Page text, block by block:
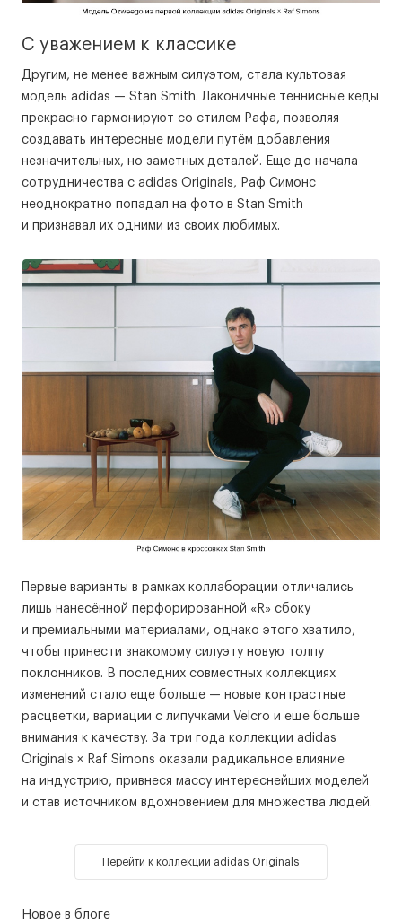
С уважением к классике
Другим, не менее важным силуэтом, стала культовая
модель adidas — Stan Smith. Лаконичные теннисные кеды
прекрасно гармонируют со стилем Рафа, позволяя
создавать интересные модели путём добавления
незначительных, но заметных деталей. Еще до начала
сотрудничества с adidas Originals, Раф Симонс
неоднократно попадал на фото в Stan Smith
и признавал их одними из своих любимых.
Первые варианты в рамках коллаборации отличались
лишь нанесённой перфорированной «R» сбоку
и премиальными материалами, однако этого хватило,
чтобы принести знакомому силуэту новую толпу
поклонников. В последних совместных коллекциях
изменений стало еще больше — новые контрастные
расцветки, вариации с липучками Velcro и еще больше
внимания к качеству. За три года коллекции adidas
Originals × Raf Simons оказали радикальное влияние
на индустрию, привнеся массу интереснейших моделей
и став источником вдохновением для множества людей.
Перейти к коллекции adidas Originals
Новое в блоге